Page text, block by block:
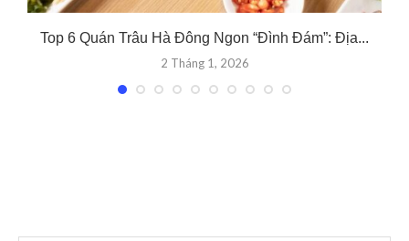
Top 6 Quán Trâu Hà Đông Ngon “Đình Đám”: Địa...
2 Tháng 1, 2026